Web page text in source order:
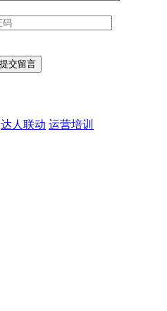
达人联动 运营培训